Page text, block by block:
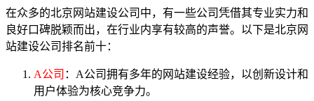
在众多的北京网站建设公司中，有一些公司凭借其专业实力和
良好口碑脱颖而出，在行业内享有较高的声誉。以下是北京网
站建设公司排名前十：
A公司 ：A公司拥有多年的网站建设经验，以创新设计和
用户体验为核心竞争力。